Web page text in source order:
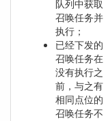
队列中获取
召唤任务并
执行；
已经下发的
召唤任务在
没有执行之
前，与之有
相同点位的
召唤任务不